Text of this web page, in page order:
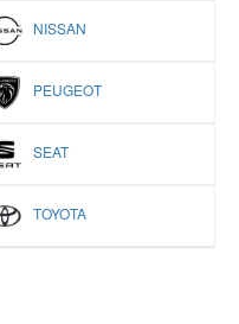
NISSAN
PEUGEOT
SEAT
TOYOTA